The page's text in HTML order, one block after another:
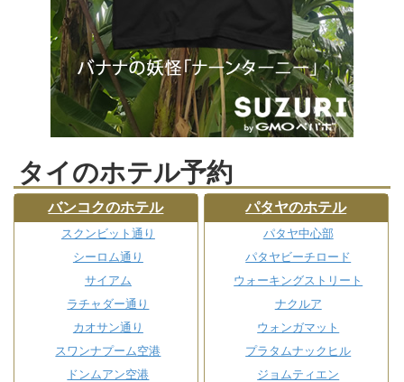
タイのホテル予約
バンコクのホテル
スクンビット通り
シーロム通り
サイアム
ラチャダー通り
カオサン通り
スワンナプーム空港
ドンムアン空港
パタヤのホテル
パタヤ中心部
パタヤビーチロード
ウォーキングストリート
ナクルア
ウォンガマット
プラタムナックヒル
ジョムティエン